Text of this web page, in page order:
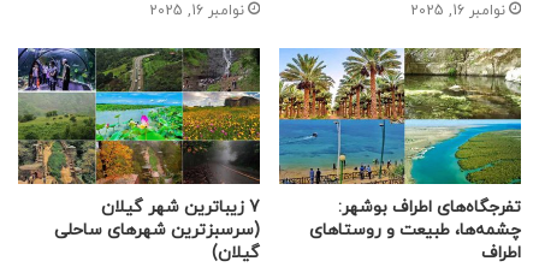
نوامبر 16, 2025 نوامبر 16, 2025
تفرجگاه‌های اطراف بوشهر:
چشمه‌ها، طبیعت و روستاهای
اطراف
7 زیباترین شهر گیلان
(سرسبزترین شهرهای ساحلی
گیلان)